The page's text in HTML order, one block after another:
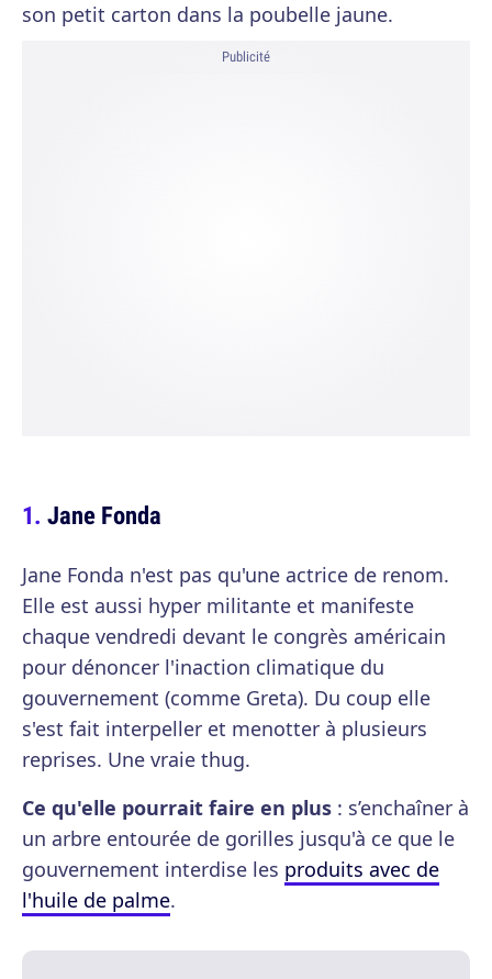
son petit carton dans la poubelle jaune.
Publicité
Jane Fonda
Jane Fonda n'est pas qu'une actrice de renom.
Elle est aussi hyper militante et manifeste
chaque vendredi devant le congrès américain
pour dénoncer l'inaction climatique du
gouvernement (comme Greta). Du coup elle
s'est fait interpeller et menotter à plusieurs
reprises. Une vraie thug.
Ce qu'elle pourrait faire en plus : s’enchaîner à
un arbre entourée de gorilles jusqu'à ce que le
gouvernement interdise les produits avec de
l'huile de palme.